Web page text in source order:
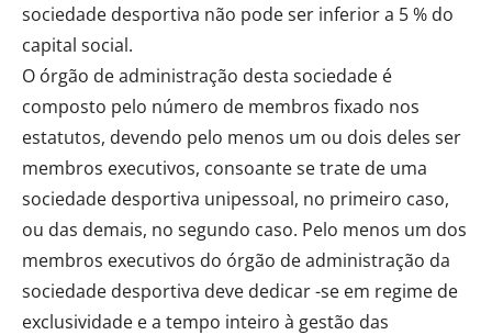
sociedade desportiva não pode ser inferior a 5 % do
capital social.
O órgão de administração desta sociedade é
composto pelo número de membros fixado nos
estatutos, devendo pelo menos um ou dois deles ser
membros executivos, consoante se trate de uma
sociedade desportiva unipessoal, no primeiro caso,
ou das demais, no segundo caso. Pelo menos um dos
membros executivos do órgão de administração da
sociedade desportiva deve dedicar -se em regime de
exclusividade e a tempo inteiro à gestão das